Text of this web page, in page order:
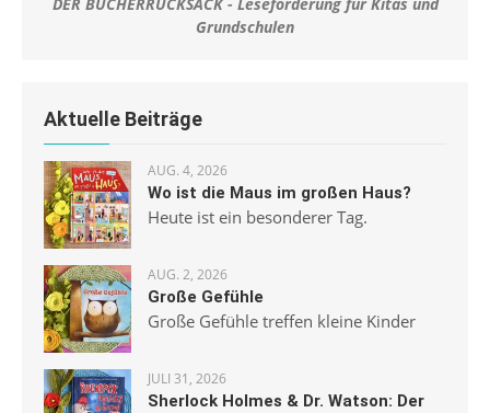
Grundschulen
Aktuelle Beiträge
AUG. 4, 2026
Wo ist die Maus im großen Haus?
Heute ist ein besonderer Tag.
AUG. 2, 2026
Große Gefühle
Große Gefühle treffen kleine Kinder
JULI 31, 2026
Sherlock Holmes & Dr. Watson: Der